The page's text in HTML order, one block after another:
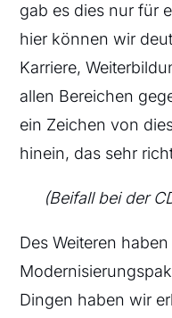
gab es dies nur für
hier können wir
Karriere,
allen Bereichen
ein Zeichen von
hinein, das sehr
(Beifall bei der
Des Weiteren
Dingen haben wir